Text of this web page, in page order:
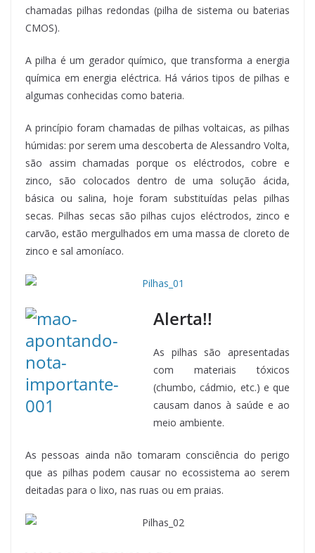
chamadas pilhas redondas (pilha de sistema ou baterias
CMOS).
A pilha é um gerador químico, que transforma a energia
química em energia eléctrica. Há vários tipos de pilhas e
algumas conhecidas como bateria.
A princípio foram chamadas de pilhas voltaicas, as pilhas
húmidas: por serem uma descoberta de Alessandro Volta,
são assim chamadas porque os eléctrodos, cobre e
zinco, são colocados dentro de uma solução ácida,
básica ou salina, hoje foram substituídas pelas pilhas
secas. Pilhas secas são pilhas cujos eléctrodos, zinco e
carvão, estão mergulhados em uma massa de cloreto de
zinco e sal amoníaco.
Alerta!!
As pilhas são apresentadas
com materiais tóxicos
(chumbo, cádmio, etc.) e que
causam danos à saúde e ao
meio ambiente.
As pessoas ainda não tomaram consciência do perigo
que as pilhas podem causar no ecossistema ao serem
deitadas para o lixo, nas ruas ou em praias.